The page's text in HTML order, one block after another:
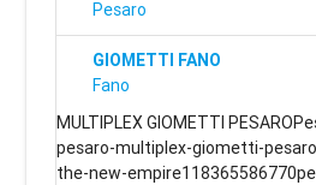
Pesaro
GIOMETTI FANO
Fano
MULTIPLEX GIOMETTI
pesaro-multiplex-giometti-
the-new-